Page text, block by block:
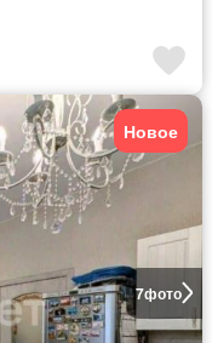
7фото
Новое